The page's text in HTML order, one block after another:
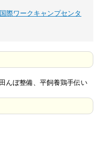
際ワークキャンプセンタ
んぼ整備、平飼養鶏手伝い